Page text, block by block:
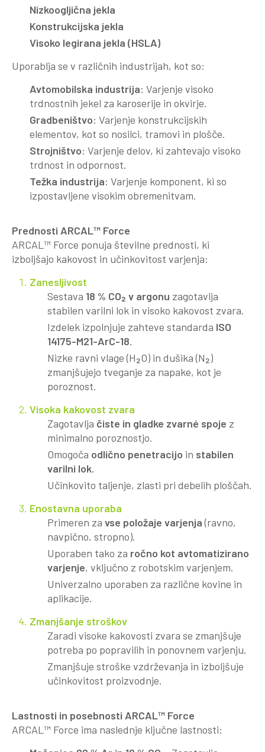
Nizkoogljična jekla
Konstrukcijska jekla
Visoko legirana jekla (HSLA)
Uporablja se v različnih industrijah, kot so:
Avtomobilska industrija: Varjenje visoko
trdnostnih jekel za karoserije in okvirje.
Gradbeništvo: Varjenje konstrukcijskih
elementov, kot so nosilci, tramovi in plošče.
Strojništvo: Varjenje delov, ki zahtevajo visoko
trdnost in odpornost.
Težka industrija: Varjenje komponent, ki so
izpostavljene visokim obremenitvam.
Prednosti ARCAL™ Force
ARCAL™ Force ponuja številne prednosti, ki
izboljšajo kakovost in učinkovitost varjenja:
Zanesljivost
Sestava 18 % CO₂ v argonu zagotavlja
stabilen varilni lok in visoko kakovost zvara.
Izdelek izpolnjuje zahteve standarda ISO
14175-M21-ArC-18.
Nizke ravni vlage (H₂O) in dušika (N₂)
zmanjšujejo tveganje za napake, kot je
poroznost.
Visoka kakovost zvara
Zagotavlja čiste in gladke zvarné spoje z
minimalno poroznostjo.
Omogoča odlično penetracijo in stabilen
varilni lok.
Učinkovito taljenje, zlasti pri debelih ploščah.
Enostavna uporaba
Primeren za vse položaje varjenja(ravno,
navpično, stropno).
Uporaben tako za ročno kot avtomatizirano
varjenje, vključno z robotskim varjenjem.
Univerzalno uporaben za različne kovine in
aplikacije.
Zmanjšanje stroškov
Zaradi visoke kakovosti zvara se zmanjšuje
potreba po popravilih in ponovnem varjenju.
Zmanjšuje stroške vzdrževanja in izboljšuje
učinkovitost proizvodnje.
Lastnosti in posebnosti ARCAL™ Force
ARCAL™ Force ima naslednje ključne lastnosti: